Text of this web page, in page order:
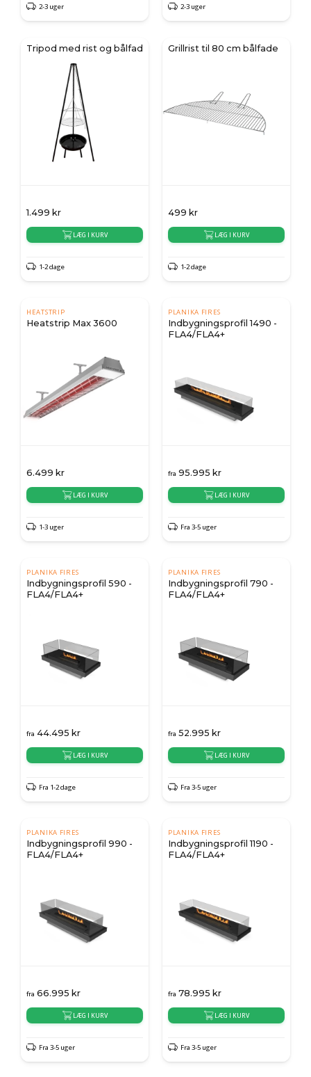
2-3 uger 2-3 uger
Tripod med rist og bålfad
1.499 kr
LÆG I KURV
1-2 dage
Grillrist til 80 cm bålfade
499 kr
LÆG I KURV
1-2 dage
HEATSTRIP
Heatstrip Max 3600
6.499 kr
LÆG I KURV
1-3 uger
PLANIKA FIRES
Indbygningsprofil 1490 -
FLA4/FLA4+
fra 95.995 kr
LÆG I KURV
Fra 3-5 uger
PLANIKA FIRES
Indbygningsprofil 590 -
FLA4/FLA4+
fra 44.495 kr
LÆG I KURV
Fra 1-2 dage
PLANIKA FIRES
Indbygningsprofil 790 -
FLA4/FLA4+
fra 52.995 kr
LÆG I KURV
Fra 3-5 uger
PLANIKA FIRES
Indbygningsprofil 990 -
FLA4/FLA4+
fra 66.995 kr
LÆG I KURV
Fra 3-5 uger
PLANIKA FIRES
Indbygningsprofil 1190 -
FLA4/FLA4+
fra 78.995 kr
LÆG I KURV
Fra 3-5 uger